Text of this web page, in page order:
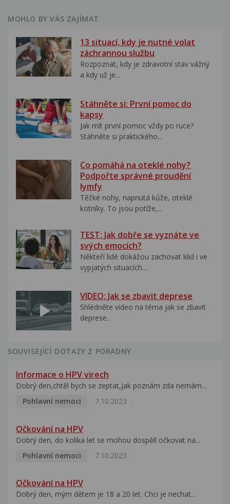
MOHLO BY VÁS ZAJÍMAT
13 situací, kdy je nutné volat
záchrannou službu
Rozpoznat, kdy je zdravotní stav vážný
a kdy už je...
Stáhněte si: První pomoc do
kapsy
Jak mít první pomoc vždy po ruce?
Stáhněte si praktického...
Co pomáhá na oteklé nohy?
Podpořte správné proudění
lymfy
Těžké nohy, napnutá kůže, oteklé
kotníky. To jsou potíže,...
TEST: Jak dobře se vyznáte ve
svých emocích?
Někteří lidé dokážou zachovat klid i ve
vypjatých situacích....
VIDEO: Jak se zbavit deprese
Shlédněte video na téma jak se zbavit
deprese..
SOUVISEJÍCÍ DOTAZY Z PORADNY
Informace o HPV virech
Dobrý den,chtěl bych se zeptat,jak poznám zda nemám...
Pohlavní nemoci
7.10.2023
Očkování na HPV
Dobrý den, do kolika let se mohou dospělí očkovat na...
Pohlavní nemoci
7.10.2023
Očkování na HPV
Dobrý den, mým dětem je 18 a 20 let. Chci je nechat...